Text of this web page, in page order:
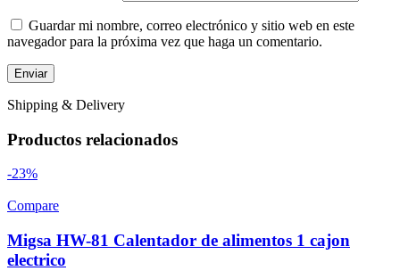
Guardar mi nombre, correo electrónico y sitio web en este
navegador para la próxima vez que haga un comentario.
Shipping & Delivery
Productos relacionados
-23%
Compare
Migsa HW-81 Calentador de alimentos 1 cajon
electrico